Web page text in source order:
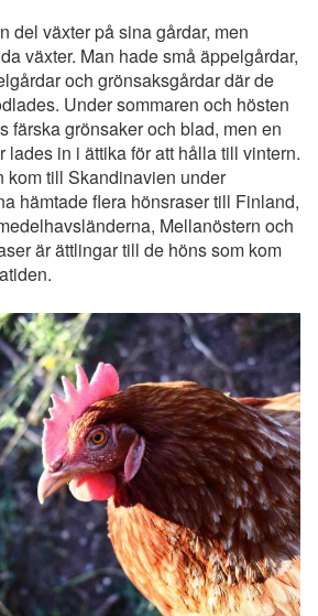
del växter på sina gårdar, men
växter. Man hade små äppelgårdar,
och grönsaksgårdar där de
Under sommaren och hösten
färska grönsaker och blad, men en
lades in i ättika för att hålla till vintern.
kom till Skandinavien under
hämtade flera hönsraser till Finland,
Mellanöstern och
är ättlingar till de höns som kom